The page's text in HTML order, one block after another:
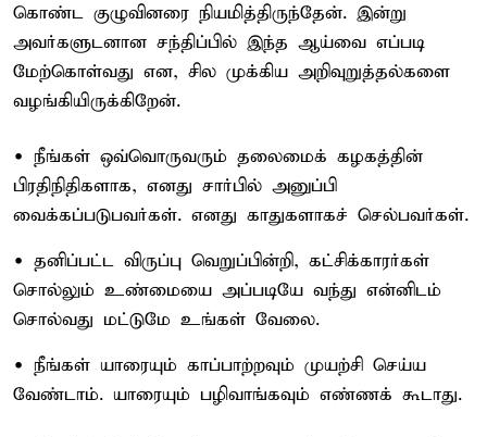
கொண்ட குழுவினரை நியமித்திருந்தேன். இன்று
அவர்களுடனான சந்திப்பில் இந்த ஆய்வை எப்படி
மேற்கொள்வது என, சில முக்கிய அறிவுறுத்தல்களை
வழங்கியிருக்கிறேன்.
• நீங்கள் ஒவ்வொருவரும் தலைமைக் கழகத்தின்
பிரதிநிதிகளாக, எனது சார்பில் அனுப்பி
வைக்கப்படுபவர்கள். எனது காதுகளாகச் செல்பவர்கள்.
• தனிப்பட்ட விருப்பு வெறுப்பின்றி, கட்சிக்காரர்கள்
சொல்லும் உண்மையை அப்படியே வந்து என்னிடம்
சொல்வது மட்டுமே உங்கள் வேலை.
• நீங்கள் யாரையும் காப்பாற்றவும் முயற்சி செய்ய
வேண்டாம். யாரையும் பழிவாங்கவும் எண்ணக் கூடாது.